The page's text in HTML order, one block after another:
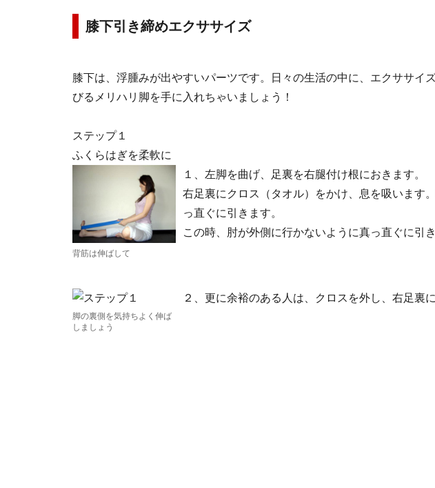
膝下引き締めエクササイズ
膝下は、浮腫みが出やすいパーツです。日々の生活の中に、エクササイ
びるメリハリ脚を手に入れちゃいましょう！
ステップ１
ふくらはぎを柔軟に
背筋は伸ばして
１、左脚を曲げ、足裏を右腿付け根におきます。
右足裏にクロス（タオル）をかけ、息を吸います
っ直ぐに引きます。
この時、肘が外側に行かないように真っ直ぐに引き
脚の裏側を気持ちよく伸ば
しましょう
２、更に余裕のある人は、クロスを外し、右足裏